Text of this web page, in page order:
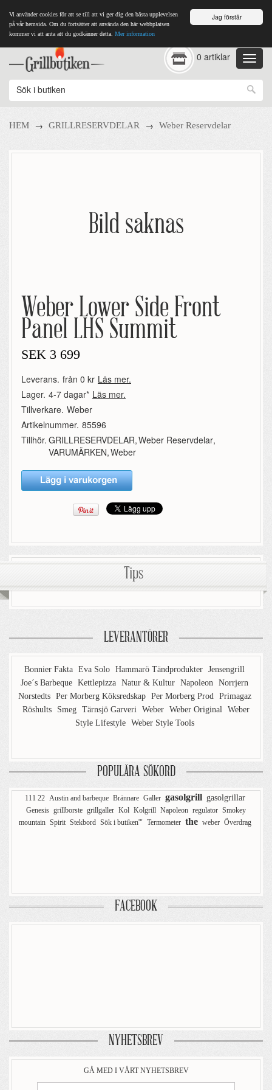
Jag förstår
Vi använder cookies för att se till att vi ger dig den bästa upplevelsen
på vår hemsida. Om du fortsätter att använda den här webbplatsen
kommer vi att anta att du godkänner detta. Mer information
0 artiklar
HEM → GRILLRESERVDELAR → Weber Reservdelar
Bild saknas
Weber Lower Side Front
Panel LHS Summit
SEK 3 699
Leverans. från 0 kr Läs mer.
Lager. 4-7 dagar* Läs mer.
Tillverkare. Weber
Artikelnummer. 85596
Tillhör. GRILLRESERVDELAR,Weber Reservdelar,
VARUMÄRKEN,Weber
Tips
LEVERANTÖRER
Bonnier Fakta Eva Solo Hammarö Tändprodukter Jensengrill
Joe´s Barbeque Kettlepizza Natur & Kultur Napoleon Norrjern
Norstedts Per Morberg Köksredskap Per Morberg Prod Primagaz
Röshults
Smeg Tärnsjö Garveri Weber Weber Original Weber
Style Lifestyle Weber Style Tools
POPULÄRA SÖKORD
111 22 Austin and barbeque Brännare Galler gasolgrill gasolgrillar
Genesis grillborste grillgaller Kol Kolgrill Napoleon regulator Smokey
mountain Spirit Stekbord Sök i butiken'" Termometer the weber Överdrag
FACEBOOK
NYHETSBREV
GÅ MED I VÅRT NYHETSBREV